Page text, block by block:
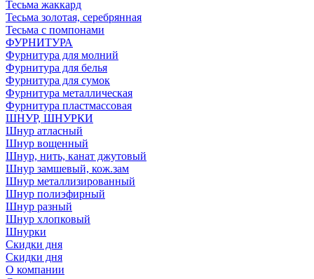
Тесьма жаккард
Тесьма золотая, серебрянная
Тесьма с помпонами
ФУРНИТУРА
Фурнитура для молний
Фурнитура для белья
Фурнитура для сумок
Фурнитура металлическая
Фурнитура пластмассовая
ШНУР, ШНУРКИ
Шнур атласный
Шнур вощенный
Шнур, нить, канат джутовый
Шнур замшевый, кож.зам
Шнур металлизированный
Шнур полиэфирный
Шнур разный
Шнур хлопковый
Шнурки
Скидки дня
Скидки дня
О компании